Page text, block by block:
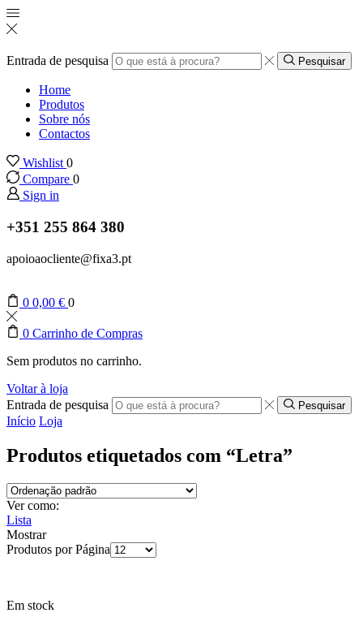
Entrada de pesquisa Pesquisar
Home
Produtos
Sobre nós
Contactos
Wishlist 0
Compare 0
Sign in
+351 255 864 380
apoioaocliente@fixa3.pt
0 0,00 € 0
0 Carrinho de Compras
Sem produtos no carrinho.
Voltar à loja
Entrada de pesquisa
Pesquisar
Início Loja
Produtos etiquetados com “Letra”
Ver como:
Lista
Mostrar
Produtos por Página
Em stock